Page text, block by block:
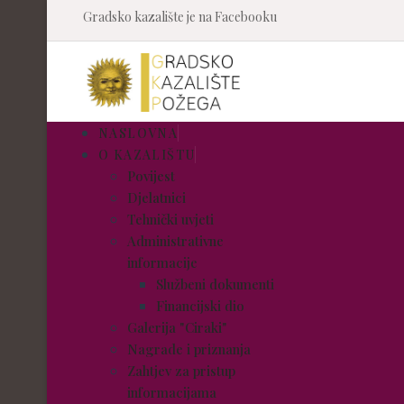
Gradsko kazalište je na Facebooku
NASLOVNA
O KAZALIŠTU
Povijest
Djelatnici
Tehnički uvjeti
Administrativne
informacije
Službeni dokumenti
Financijski dio
Galerija "Ciraki"
Nagrade i priznanja
Zahtjev za pristup
informacijama